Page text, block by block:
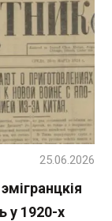
у 1920-х
25.06.2026